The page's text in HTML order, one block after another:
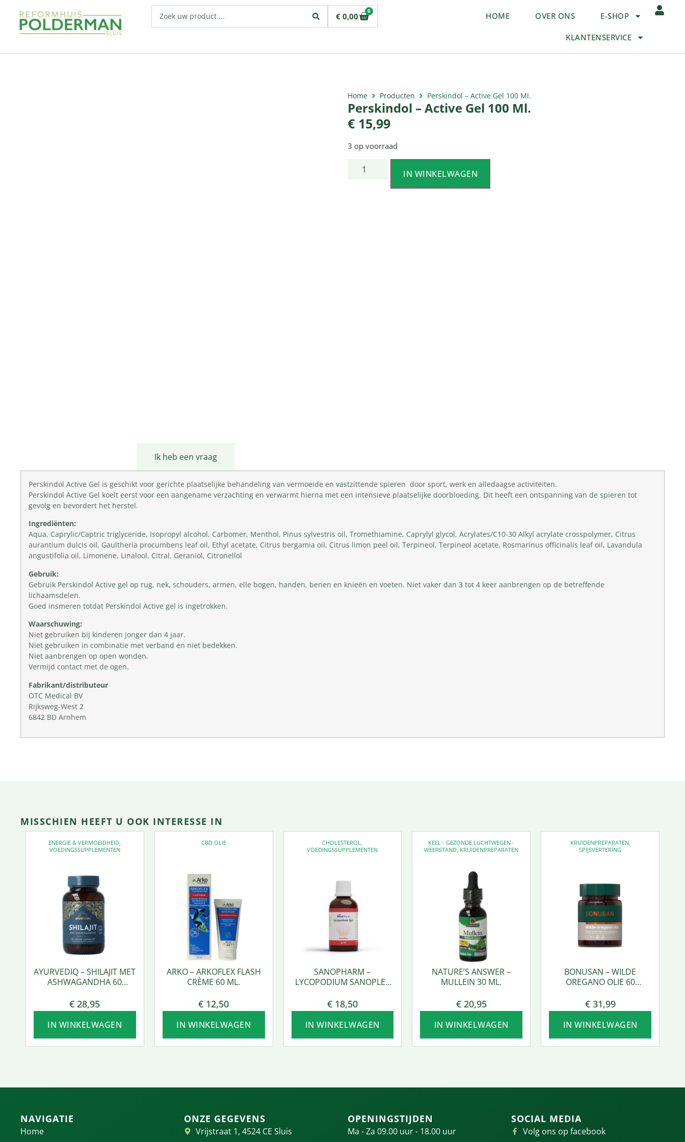
€ 0,00
0 HOME OVER ONS E-SHOP
KLANTENSERVICE
Home Producten Perskindol – Active Gel 100 Ml.
Perskindol – Active Gel 100 Ml.
€ 15,99
3 op voorraad
IN WINKELWAGEN
Ik heb een vraag
Perskindol Active Gel is geschikt voor gerichte plaatselijke behandeling van vermoeide en vastzittende spieren door sport, werk en alledaagse activiteiten.
Perskindol Active Gel koelt eerst voor een aangename verzachting en verwarmt hierna met een intensieve plaatselijke doorbloeding. Dit heeft een ontspanning van de spieren tot
gevolg en bevordert het herstel.
Ingrediënten:
Aqua, Caprylic/Captric triglyceride, Isopropyl alcohol, Carbomer, Menthol, Pinus sylvestris oil, Tromethiamine, Caprylyl glycol, Acrylates/C10-30 Alkyl acrylate crosspolymer, Citrus
aurantium dulcis oil, Gaultheria procumbens leaf oil, Ethyl acetate, Citrus bergamia oil, Citrus limon peel oil, Terpineol, Terpineol acetate, Rosmarinus officinalis leaf oil, Lavandula
angustifolia oil, Limonene, Linalool, Citral, Geraniol, Citronellol
Gebruik:
Gebruik Perskindol Active gel op rug, nek, schouders, armen, elle bogen, handen, benen en knieën en voeten. Niet vaker dan 3 tot 4 keer aanbrengen op de betreffende
lichaamsdelen.
Goed insmeren totdat Perskindol Active gel is ingetrokken.
Waarschuwing:
Niet gebruiken bij kinderen jonger dan 4 jaar.
Niet gebruiken in combinatie met verband en niet bedekken.
Niet aanbrengen op open wonden.
Vermijd contact met de ogen.
Fabrikant/distributeur
OTC Medical BV
Rijksweg-West 2
6842 BD Arnhem
MISSCHIEN HEEFT U OOK INTERESSE IN
ENERGIE & VERMOEIDHEID,
VOEDINGSSUPPLEMENTEN
AYURVEDIQ – SHILAJIT MET
ASHWAGANDHA 60
€ 28,95
IN WINKELWAGEN
CBD OLIE
ARKO – ARKOFLEX FLASH
CRÈME 60 ML.
€ 12,50
IN WINKELWAGEN
CHOLESTEROL,
VOEDINGSSUPPLEMENTEN
SANOPHARM –
LYCOPODIUM SANOPLEX
€18,50
IN WINKELWAGEN
KEEL - GEZONDE LUCHTWEGEN -
WEERSTAND, KRUIDENPREPARATEN
NATURE’S ANSWER –
MULLEIN 30 ML.
€20,95
IN WINKELWAGEN
KRUIDENPREPARATEN,
SPIJSVERTERING
BONUSAN – WILDE
OREGANO OLIE 60
€31,99
IN WINKELWAGEN
NAVIGATIE
Home
ONZE GEGEVENS
Vrijstraat 1, 4524 CE Sluis
OPENINGSTIJDEN
Ma - Za 09.00 uur - 18.00 uur
SOCIAL MEDIA
Volg ons op facebook